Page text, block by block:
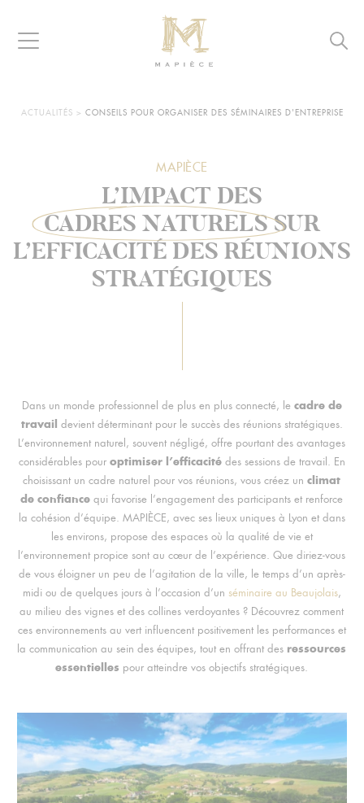
Aller à la navigation
d’hôtes
Navigation
VOUS
ACTUALITÉS > CONSEILS POUR ORGANISER DES SÉMINAIRES D'ENTREPRISE
MAPIÈCE
L’IMPACT DES
CADRES NATURELSSUR
L’EFFICACITÉ DES RÉUNIONS
Dans un monde professionnel de plus en plus connecté, le cadre de
travail devient déterminant pour le succès des réunions stratégiques.
L’environnement naturel, souvent négligé, offre pourtant des avantages
considérables pour optimiser l’efficacitédes sessions de travail. En
choisissant un cadre naturel pour vos réunions, vous créez unclimat
de confiance qui favorise l’engagement des participants et renforce
la cohésion d’équipe. MAPIÈCE, avec ses lieux uniques à Lyon et dans
les environs, propose des espaces où la qualité de vie et
l’environnement propice sont au cœur de l’expérience. Que diriez-vous
de vous éloigner un peu de l’agitation de la ville, le temps d’un après-
midi ou de quelques jours à l’occasion d’un séminaire au Beaujolais,
au milieu des vignes et des collines verdoyantes ? Découvrez comment
ces environnements au vert influencent positivement les performances et
la communication au sein des équipes, tout en offrant des ressources
essentielles pour atteindre vos objectifs stratégiques.